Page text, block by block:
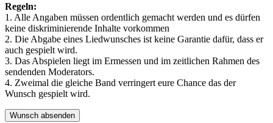
Regeln:
1. Alle Angaben müssen ordentlich gemacht werden und es dürfen
keine diskriminierende Inhalte vorkommen
2. Die Abgabe eines Liedwunsches ist keine Garantie dafür, dass er
auch gespielt wird.
3. Das Abspielen liegt im Ermessen und im zeitlichen Rahmen des
sendenden Moderators.
4. Zweimal die gleiche Band verringert eure Chance das der
Wunsch gespielt wird.
Wunsch absenden